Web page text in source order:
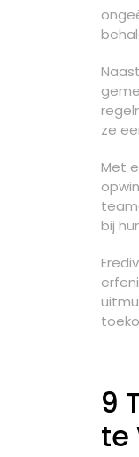
ze
Met
bij
9
te